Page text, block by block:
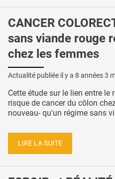
CANCER
sans viande rouge
chez les femmes
Actualité publiée il y a 8 années 3
Cette étude sur le lien entre le
risque de cancer du côlon
nouveau- qu'un régime sans
LIRE LA SUITE